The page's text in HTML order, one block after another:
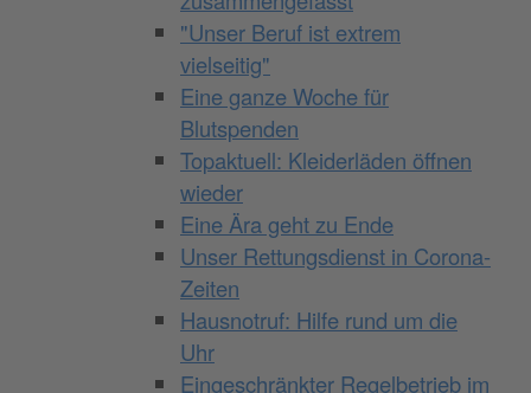
"Unser Beruf ist extrem
vielseitig"
Eine ganze Woche für
Blutspenden
Topaktuell: Kleiderläden öffnen
wieder
Eine Ära geht zu Ende
Unser Rettungsdienst in Corona-
Zeiten
Hausnotruf: Hilfe rund um die
Uhr
Eingeschränkter Regelbetrieb im